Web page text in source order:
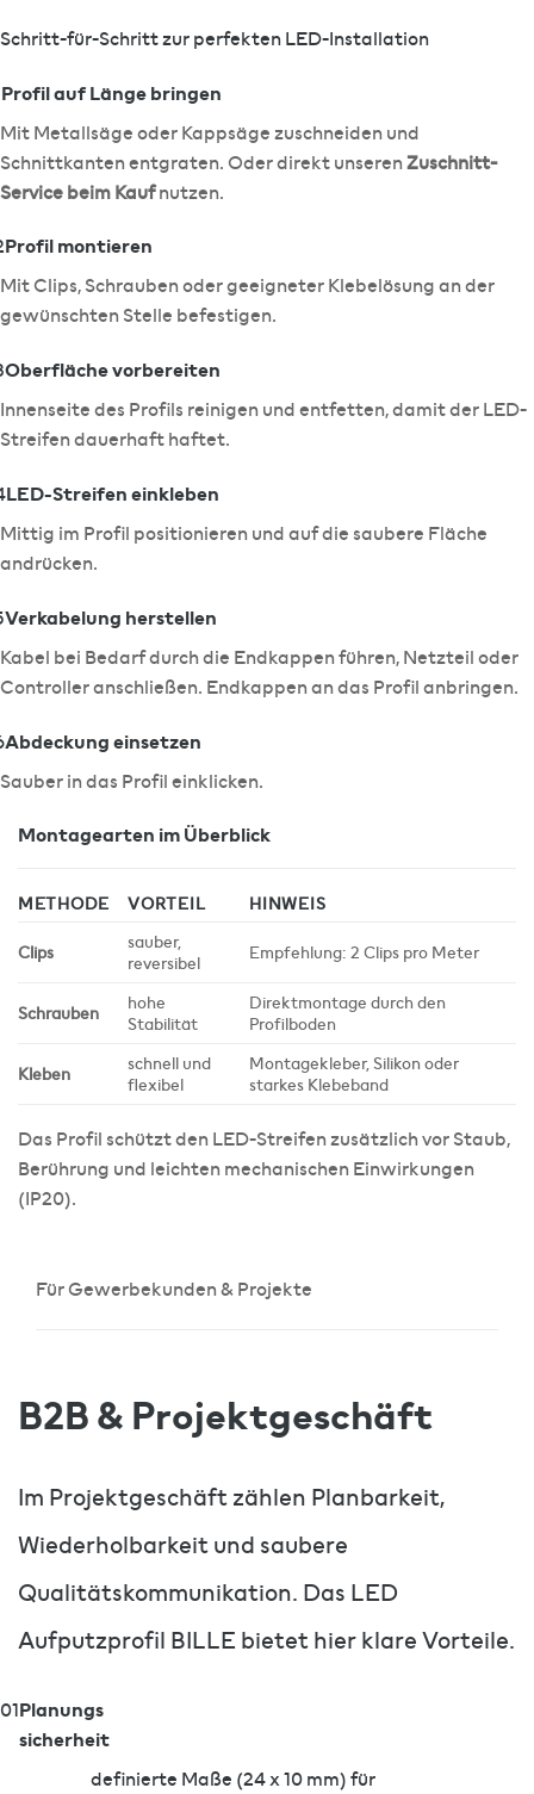
Schritt-für-Schritt zur perfekten LED-Installation
Profil auf Länge bringen
Mit Metallsäge oder Kappsäge zuschneiden und
Schnittkanten entgraten. Oder direkt unserenZuschnitt-
Service beim Kaufnutzen.
Profil montieren
Mit Clips, Schrauben oder geeigneter Klebelösung an der
gewünschten Stelle befestigen.
Oberfläche vorbereiten
Innenseite des Profils reinigen und entfetten, damit der LED-
Streifen dauerhaft haftet.
LED-Streifen einkleben
Mittig im Profil positionieren und auf die saubere Fläche
andrücken.
Verkabelung herstellen
Kabel bei Bedarf durch die Endkappen führen, Netzteil oder
Controller anschließen. Endkappen an das Profil anbringen.
Abdeckung einsetzen
Sauber in das Profil einklicken.
Montagearten im Überblick
METHODE VORTEIL HINWEIS
Clips
sauber,
reversibel
Empfehlung: 2 Clips pro Meter
Schrauben
hohe
Stabilität
Direktmontage durch den
Profilboden
Kleben
schnell und
flexibel
Montagekleber, Silikon oder
starkes Klebeband
Das Profil schützt den LED-Streifen zusätzlich vor Staub,
Berührung und leichten mechanischen Einwirkungen
(IP20).
Für Gewerbekunden & Projekte
B2B & Projektgeschäft
Im Projektgeschäft zählen Planbarkeit,
Wiederholbarkeit und saubere
Qualitätskommunikation. Das LED
Aufputzprofil BILLE bietet hier klare Vorteile.
01Planungs
sicherheit
definierte Maße (24 x 10 mm) für